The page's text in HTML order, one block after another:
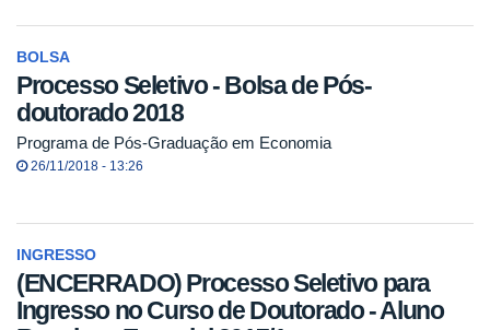
BOLSA
Processo Seletivo - Bolsa de Pós-
doutorado 2018
Programa de Pós-Graduação em Economia
26/11/2018 - 13:26
INGRESSO
(ENCERRADO) Processo Seletivo para
Ingresso no Curso de Doutorado - Aluno